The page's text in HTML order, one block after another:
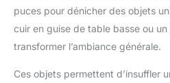
puces pour dénicher des objets
cuir en guise de table basse ou
transformer l’ambiance générale.
Ces objets permettent d’insuffler